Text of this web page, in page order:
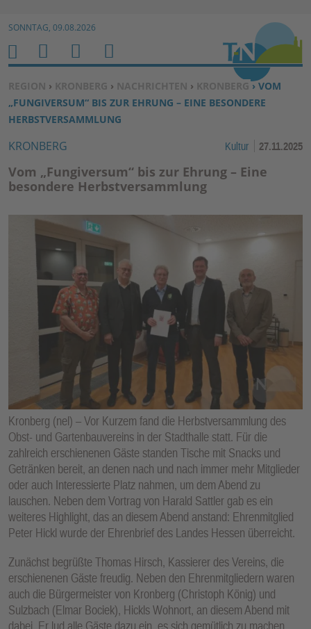
Zum Inhalt springen ↓
SONNTAG, 09.08.2026
SIE BEFINDEN SICH HIER:
REGION › KRONBERG › NACHRICHTEN › KRONBERG› VOM
„FUNGIVERSUM“ BIS ZUR EHRUNG – EINE BESONDERE
HERBSTVERSAMMLUNG
KRONBERG Kultur 27.11.2025
Vom „Fungiversum“ bis zur Ehrung – Eine
besondere Herbstversammlung
Kronberg (nel) – Vor Kurzem fand die Herbstversammlung des
Obst- und Gartenbauvereins in der Stadthalle statt. Für die
zahlreich erschienenen Gäste standen Tische mit Snacks und
Getränken bereit, an denen nach und nach immer mehr Mitglieder
oder auch Interessierte Platz nahmen, um dem Abend zu
lauschen. Neben dem Vortrag von Harald Sattler gab es ein
weiteres Highlight, das an diesem Abend anstand: Ehrenmitglied
Peter Hickl wurde der Ehrenbrief des Landes Hessen überreicht.
Zunächst begrüßte Thomas Hirsch, Kassierer des Vereins, die
erschienenen Gäste freudig. Neben den Ehrenmitgliedern waren
auch die Bürgermeister von Kronberg (Christoph König) und
Sulzbach (Elmar Bociek), Hickls Wohnort, an diesem Abend mit
dabei. Er lud alle Gäste dazu ein, es sich gemütlich zu machen
H
O
M
E
M
E
N
U
S
U
C
H
B
E
N
U
E
R
N
K
TI
E
N